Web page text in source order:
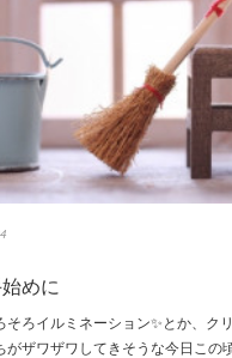
めに
そろイルミネーション✨とか、ク
がザワザワしてきそうな今日こ